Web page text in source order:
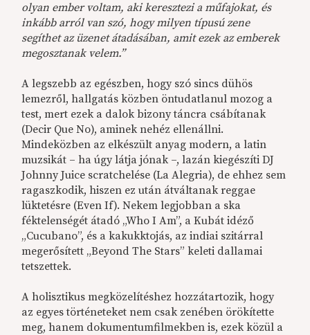
olyan ember voltam, aki keresztezi a műfajokat, és
inkább arról van szó, hogy milyen típusú zene
segíthet az üzenet átadásában, amit ezek az emberek
megosztanak velem.”
A legszebb az egészben, hogy szó sincs dühös
lemezről, hallgatás közben öntudatlanul mozog a
test, mert ezek a dalok bizony táncra csábítanak
(Decir Que No), aminek nehéz ellenállni.
Mindeközben az elkészült anyag modern, a latin
muzsikát – ha úgy látja jónak –, lazán kiegészíti DJ
Johnny Juice scratchelése (La Alegria), de ehhez sem
ragaszkodik, hiszen ez után átváltanak reggae
lüktetésre (Even If). Nekem legjobban a ska
féktelenségét átadó „Who I Am”, a Kubát idéző
„Cucubano”, és a kakukktojás, az indiai szitárral
megerősített „Beyond The Stars” keleti dallamai
tetszettek.
A holisztikus megközelítéshez hozzátartozik, hogy
az egyes történeteket nem csak zenében örökítette
meg, hanem dokumentumfilmekben is, ezek közül a